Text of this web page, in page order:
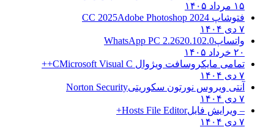
فتوشاپ CC 2025Adobe Photoshop 2024
واتساپ WhatsApp PC 2.2620.102.0
تمامی مایکروسافت ویژوال CMicrosoft Visual C++
آنتی ویروس نورتون سکوریتیNorton Security
– ویرایش فایل Hosts File Editor+